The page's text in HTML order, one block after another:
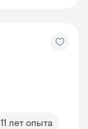
11 лет опыта